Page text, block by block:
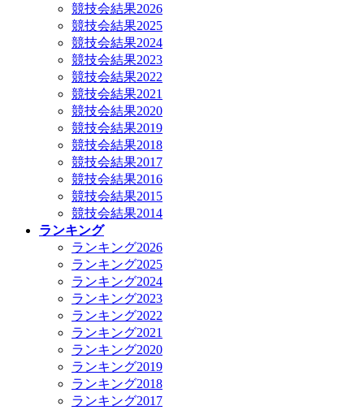
競技会結果2026
競技会結果2025
競技会結果2024
競技会結果2023
競技会結果2022
競技会結果2021
競技会結果2020
競技会結果2019
競技会結果2018
競技会結果2017
競技会結果2016
競技会結果2015
競技会結果2014
ランキング
ランキング2026
ランキング2025
ランキング2024
ランキング2023
ランキング2022
ランキング2021
ランキング2020
ランキング2019
ランキング2018
ランキング2017